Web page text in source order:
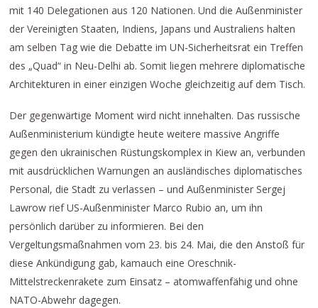
mit 140 Delegationen aus 120 Nationen. Und die Außenminister
der Vereinigten Staaten, Indiens, Japans und Australiens halten
am selben Tag wie die Debatte im UN-Sicherheitsrat ein Treffen
des „Quad“ in Neu-Delhi ab. Somit liegen mehrere diplomatische
Architekturen in einer einzigen Woche gleichzeitig auf dem Tisch.
Der gegenwärtige Moment wird nicht innehalten. Das russische
Außenministerium kündigte heute weitere massive Angriffe
gegen den ukrainischen Rüstungskomplex in Kiew an, verbunden
mit ausdrücklichen Warnungen an ausländisches diplomatisches
Personal, die Stadt zu verlassen – und Außenminister Sergej
Lawrow rief US-Außenminister Marco Rubio an, um ihn
persönlich darüber zu informieren. Bei den
Vergeltungsmaßnahmen vom 23. bis 24. Mai, die den Anstoß für
diese Ankündigung gab, kamauch eine Oreschnik-
Mittelstreckenrakete zum Einsatz – atomwaffenfähig und ohne
NATO-Abwehr dagegen.